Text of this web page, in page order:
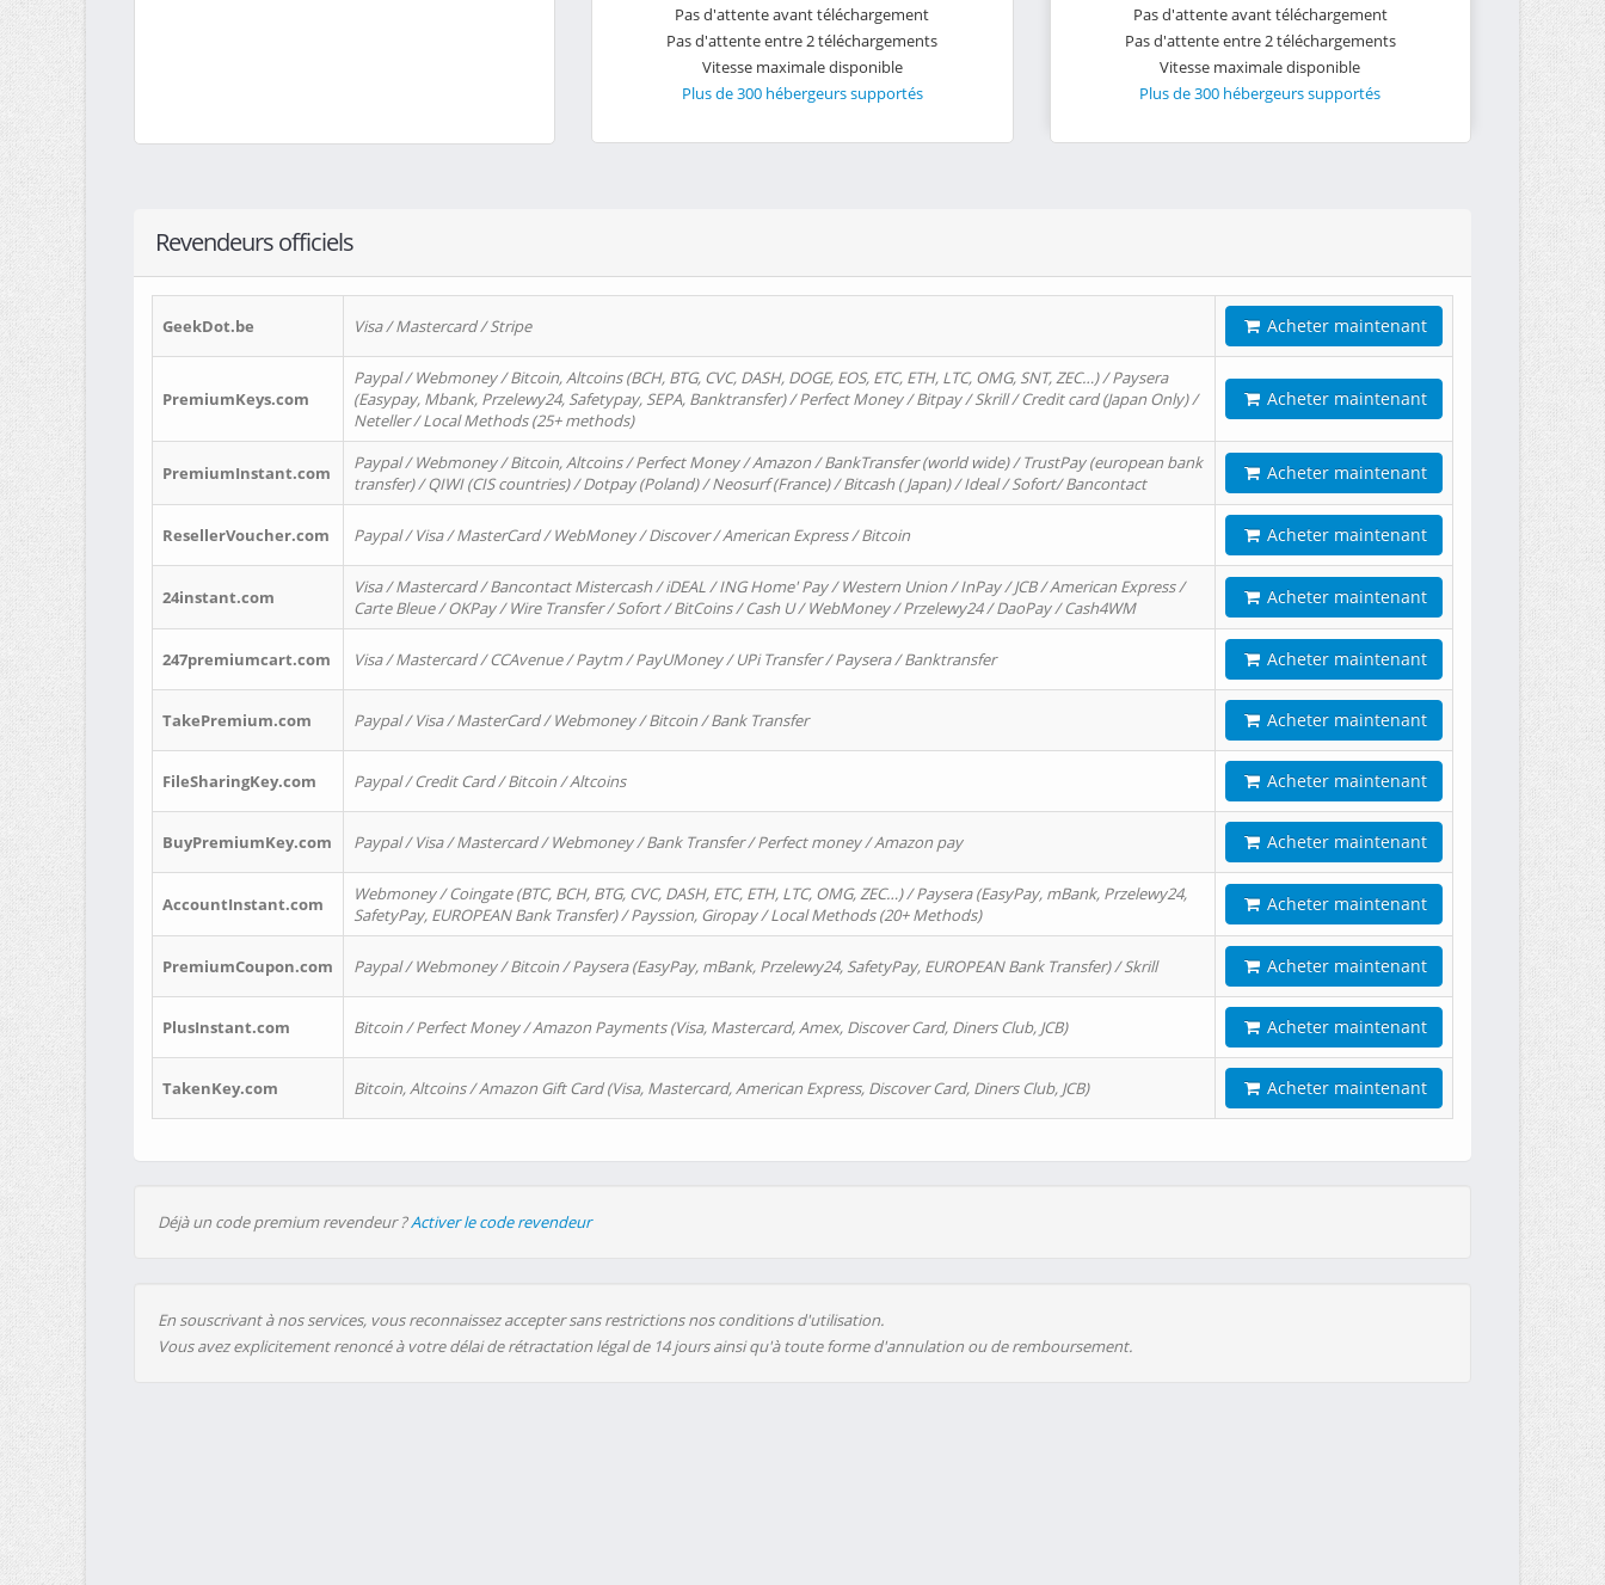
Pas d'attente avant téléchargement
Pas d'attente entre 2 téléchargements
Vitesse maximale disponible
Plus de 300 hébergeurs supportés
Pas d'attente avant téléchargement
Pas d'attente entre 2 téléchargements
Vitesse maximale disponible
Plus de 300 hébergeurs supportés
Revendeurs officiels
GeekDot.be Visa / Mastercard / Stripe Acheter maintenant
PremiumKeys.com
Paypal / Webmoney / Bitcoin, Altcoins (BCH, BTG, CVC, DASH, DOGE, EOS, ETC, ETH, LTC, OMG, SNT, ZEC…) / Paysera
(Easypay, Mbank, Przelewy24, Safetypay, SEPA, Banktransfer) / Perfect Money / Bitpay / Skrill / Credit card (Japan Only) /
Neteller / Local Methods (25+ methods)
Acheter maintenant
PremiumInstant.com
Paypal / Webmoney / Bitcoin, Altcoins / Perfect Money / Amazon / BankTransfer (world wide) / TrustPay (european bank
transfer) / QIWI (CIS countries) / Dotpay (Poland) / Neosurf (France) / Bitcash ( Japan) / Ideal / Sofort/ Bancontact
Acheter maintenant
ResellerVoucher.com Paypal / Visa / MasterCard / WebMoney / Discover / American Express / Bitcoin Acheter maintenant
24instant.com
Visa / Mastercard / Bancontact Mistercash / iDEAL / ING Home' Pay / Western Union / InPay / JCB / American Express /
Carte Bleue / OKPay / Wire Transfer / Sofort / BitCoins / Cash U / WebMoney / Przelewy24 / DaoPay / Cash4WM
Acheter maintenant
247premiumcart.com Visa / Mastercard / CCAvenue / Paytm / PayUMoney / UPi Transfer / Paysera / Banktransfer Acheter maintenant
TakePremium.com Paypal / Visa / MasterCard / Webmoney / Bitcoin / Bank Transfer Acheter maintenant
FileSharingKey.com Paypal / Credit Card / Bitcoin / Altcoins Acheter maintenant
BuyPremiumKey.com Paypal / Visa / Mastercard / Webmoney / Bank Transfer / Perfect money / Amazon pay Acheter maintenant
AccountInstant.com
Webmoney / Coingate (BTC, BCH, BTG, CVC, DASH, ETC, ETH, LTC, OMG, ZEC…) / Paysera (EasyPay, mBank, Przelewy24,
SafetyPay, EUROPEAN Bank Transfer) / Payssion, Giropay / Local Methods (20+ Methods)
Acheter maintenant
PremiumCoupon.com Paypal / Webmoney / Bitcoin / Paysera (EasyPay, mBank, Przelewy24, SafetyPay, EUROPEAN Bank Transfer) / Skrill Acheter maintenant
PlusInstant.com Bitcoin / Perfect Money / Amazon Payments (Visa, Mastercard, Amex, Discover Card, Diners Club, JCB) Acheter maintenant
TakenKey.com Bitcoin, Altcoins / Amazon Gift Card (Visa, Mastercard, American Express, Discover Card, Diners Club, JCB) Acheter maintenant
Déjà un code premium revendeur ?Activer le code revendeur
En souscrivant à nos services, vous reconnaissez accepter sans restrictions nos conditions d'utilisation.
Vous avez explicitement renoncé à votre délai de rétractation légal de 14 jours ainsi qu'à toute forme d'annulation ou de remboursement.